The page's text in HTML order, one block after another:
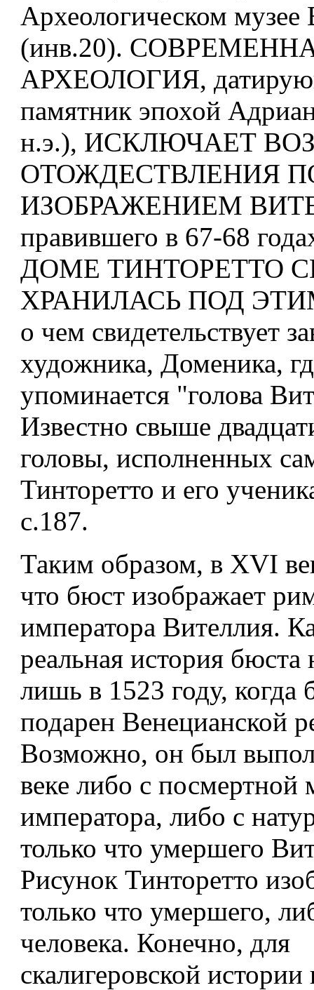
Археологическом музее
(инв.20).
АРХЕОЛОГИЯ,
памятник эпохой
н.э.), ИСКЛЮЧАЕТ
ОТОЖДЕСТВЛЕНИЯ
ИЗОБРАЖЕНИЕМ
правившего в 67-68
ДОМЕ ТИНТОРЕТТО
ХРАНИЛАСЬ ПОД
о чем свидетельствует
художника, Доменика,
упоминается "голова
Известно свыше
головы, исполненных
Тинторетто и его
с.187.
Таким образом, в XVI
что бюст изображает
императора Вителлия.
реальная история бюста
лишь в 1523 году, когда
подарен Венецианской
Возможно, он был
веке либо с посмертной
императора, либо с
только что умершего
Рисунок Тинторетто
только что умершего,
человека. Конечно, для
скалигеровской